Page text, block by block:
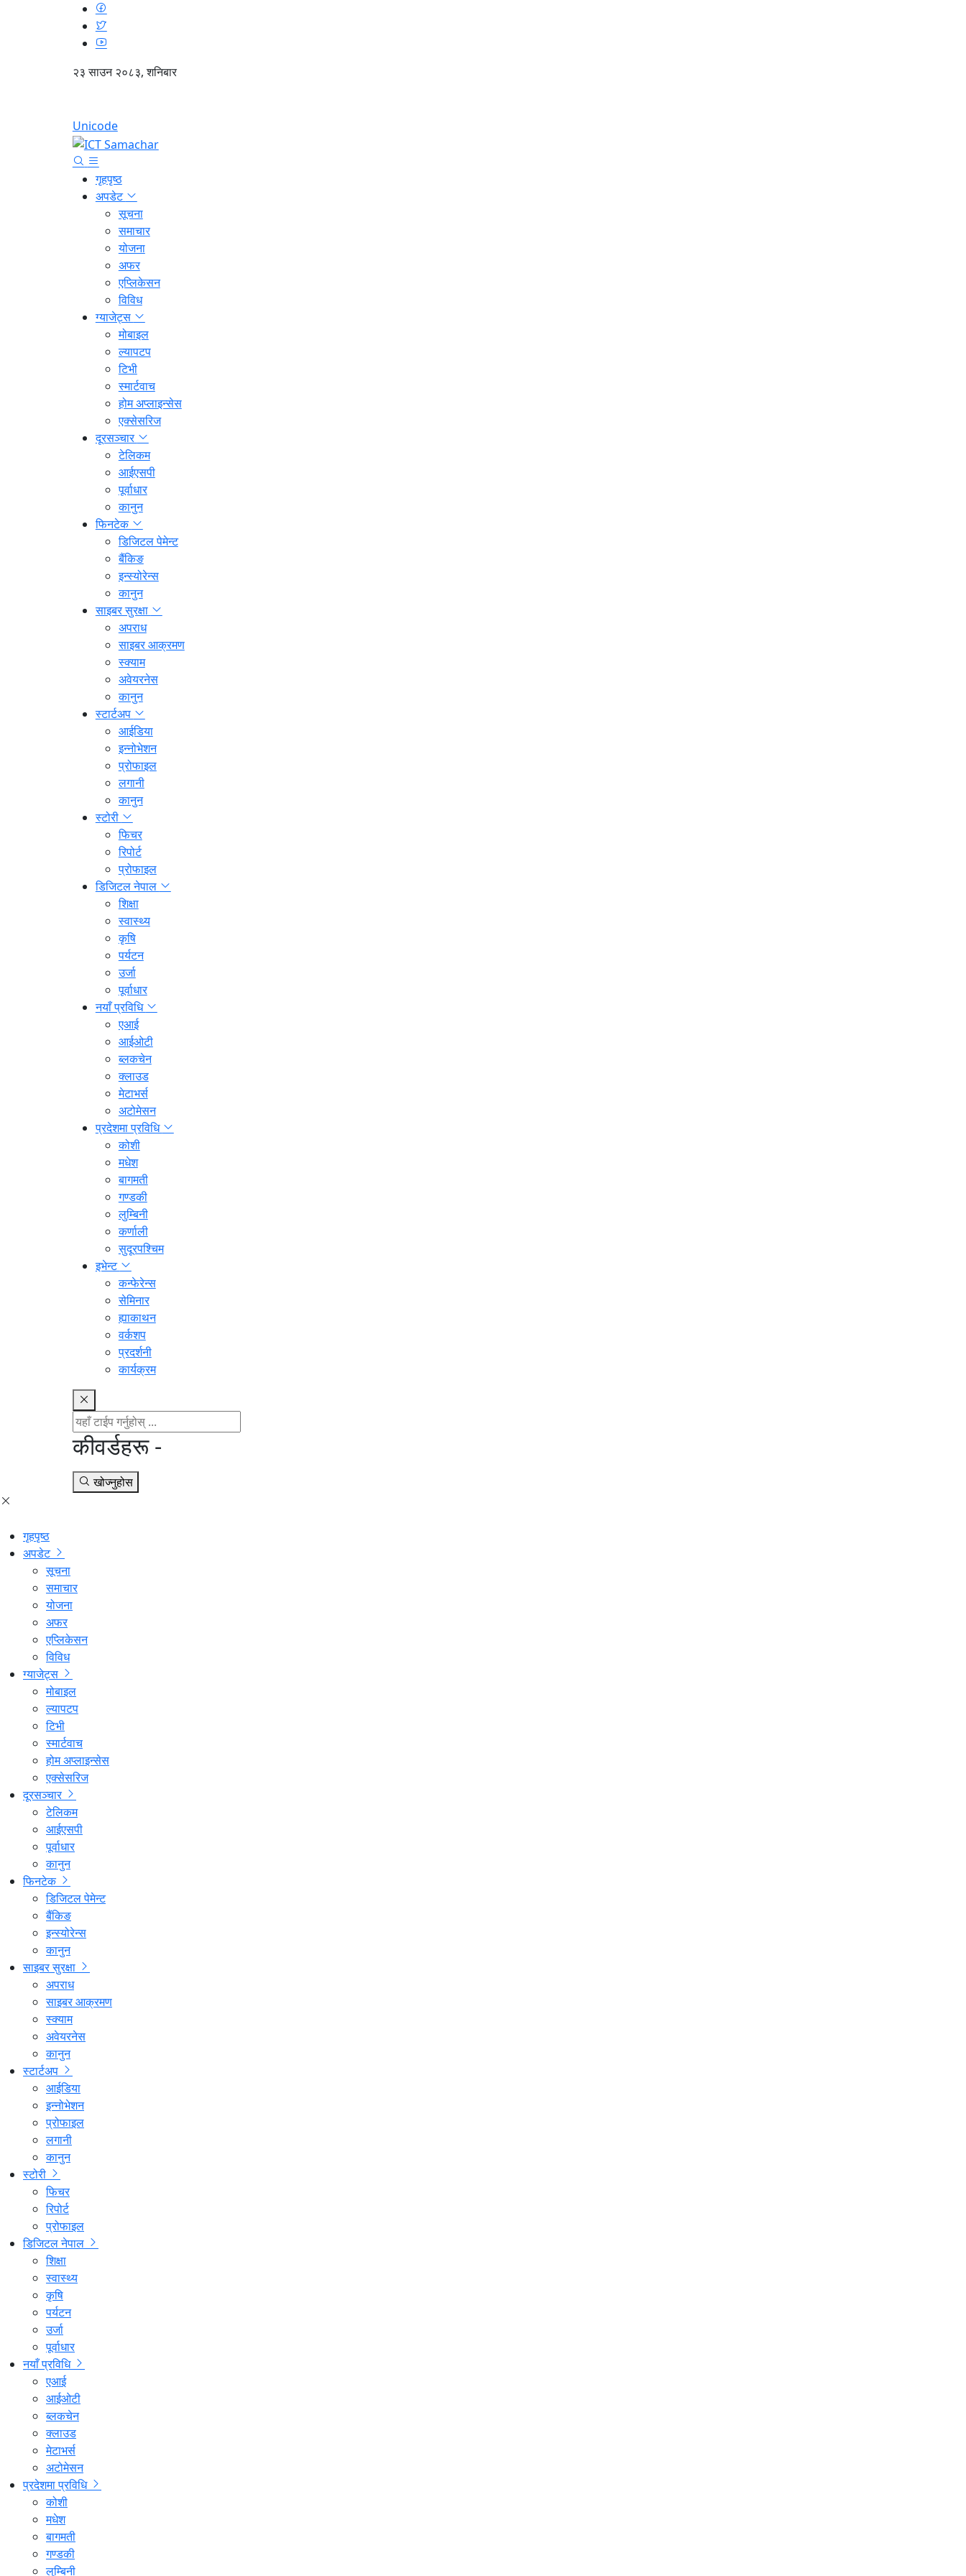
२३ साउन २०८३, शनिबार
Unicode
गृहपृष्ठ
अपडेट
सूचना
समाचार
योजना
अफर
एप्लिकेसन
विविध
ग्याजेट्स
मोबाइल
ल्यापटप
टिभी
स्मार्टवाच
होम अप्लाइन्सेस
एक्सेसरिज
दूरसञ्चार
टेलिकम
आईएसपी
पूर्वाधार
कानुन
फिनटेक
डिजिटल पेमेन्ट
बैंकिङ
इन्स्योरेन्स
कानुन
साइबर सुरक्षा
अपराध
साइबर आक्रमण
स्क्याम
अवेयरनेस
कानुन
स्टार्टअप
आईडिया
इन्नोभेशन
प्रोफाइल
लगानी
कानुन
स्टोरी
फिचर
रिपोर्ट
प्रोफाइल
डिजिटल नेपाल
शिक्षा
स्वास्थ्य
कृषि
पर्यटन
उर्जा
पूर्वाधार
नयाँ प्रविधि
एआई
आईओटी
ब्लकचेन
क्लाउड
मेटाभर्स
अटोमेसन
प्रदेशमा प्रविधि
कोशी
मधेश
बागमती
गण्डकी
लुम्बिनी
कर्णाली
सुदूरपश्चिम
इभेन्ट
कन्फेरेन्स
सेमिनार
ह्याकाथन
वर्कशप
प्रदर्शनी
कार्यक्रम
कीवर्डहरू -
खोज्नुहोस
गृहपृष्ठ
अपडेट
सूचना
समाचार
योजना
अफर
एप्लिकेसन
विविध
ग्याजेट्स
मोबाइल
ल्यापटप
टिभी
स्मार्टवाच
होम अप्लाइन्सेस
एक्सेसरिज
दूरसञ्चार
टेलिकम
आईएसपी
पूर्वाधार
कानुन
फिनटेक
डिजिटल पेमेन्ट
बैंकिङ
इन्स्योरेन्स
कानुन
साइबर सुरक्षा
अपराध
साइबर आक्रमण
स्क्याम
अवेयरनेस
कानुन
स्टार्टअप
आईडिया
इन्नोभेशन
प्रोफाइल
लगानी
कानुन
स्टोरी
फिचर
रिपोर्ट
प्रोफाइल
डिजिटल नेपाल
शिक्षा
स्वास्थ्य
कृषि
पर्यटन
उर्जा
पूर्वाधार
नयाँ प्रविधि
एआई
आईओटी
ब्लकचेन
क्लाउड
मेटाभर्स
अटोमेसन
प्रदेशमा प्रविधि
कोशी
मधेश
बागमती
गण्डकी
लुम्बिनी